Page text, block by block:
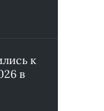
к
в